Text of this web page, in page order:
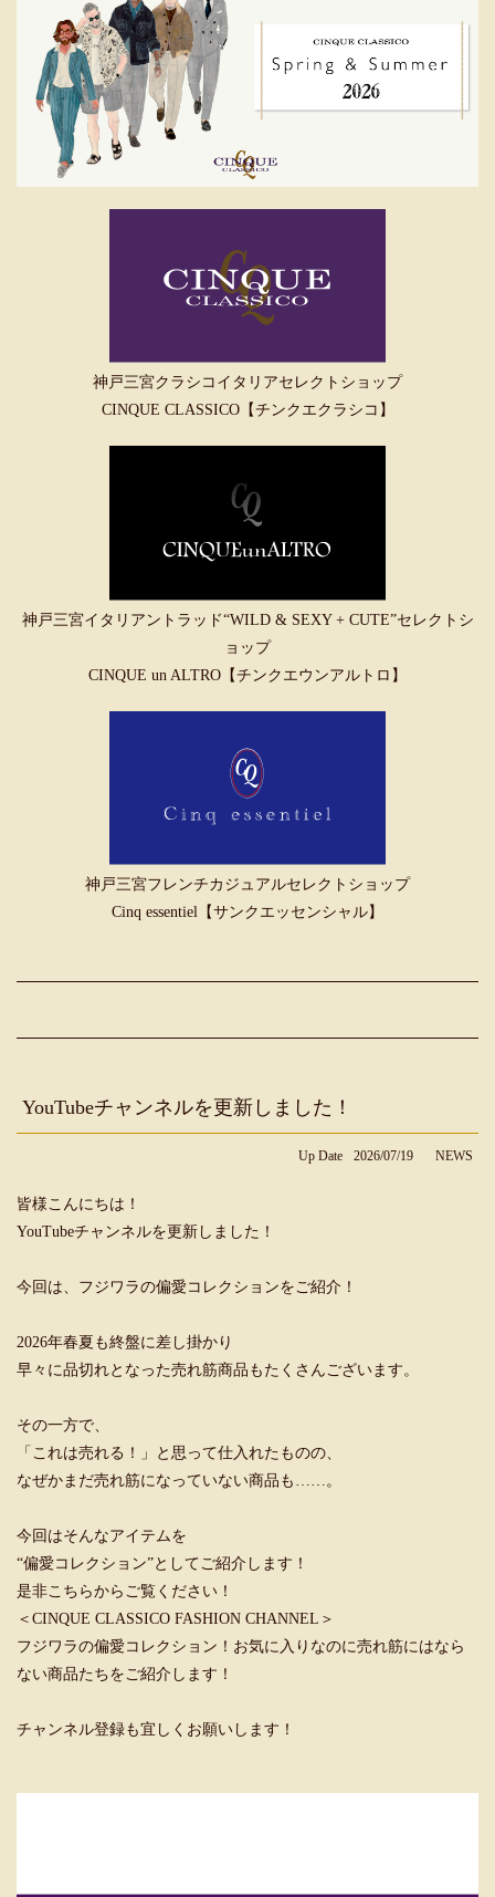
神戸三宮クラシコイタリアセレクトショップ
CINQUE CLASSICO【チンクエクラシコ】
神戸三宮イタリアントラッド“WILD & SEXY + CUTE”セレクトシ
ョップ
CINQUE un ALTRO【チンクエウンアルトロ】
神戸三宮フレンチカジュアルセレクトショップ
Cinq essentiel【サンクエッセンシャル】
YouTubeチャンネルを更新しました！
Up Date 2026/07/19 NEWS
皆様こんにちは！
YouTubeチャンネルを更新しました！
今回は、フジワラの偏愛コレクションをご紹介！
2026年春夏も終盤に差し掛かり
早々に品切れとなった売れ筋商品もたくさんございます。
その一方で、
「これは売れる！」と思って仕入れたものの、
なぜかまだ売れ筋になっていない商品も……。
今回はそんなアイテムを
“偏愛コレクション”としてご紹介します！
是非こちらからご覧ください！
＜CINQUE CLASSICO FASHION CHANNEL＞
フジワラの偏愛コレクション！お気に入りなのに売れ筋にはなら
ない商品たちをご紹介します！
チャンネル登録も宜しくお願いします！